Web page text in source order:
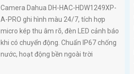
Camera Dahua DH-HAC-HDW1249XP-
A-PRO ghi hình màu 24/7, tích hợp
micro kép thu âm rõ, đèn LED cảnh báo
khi có chuyển động. Chuẩn IP67 chống
nước, hoạt động bền ngoài trời